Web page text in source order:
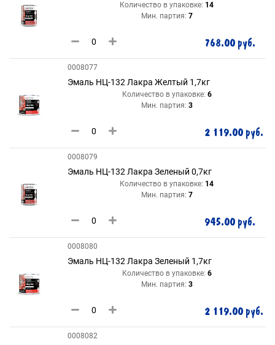
Количество в упаковке: 14
Мин. партия: 7
768.00 руб.
0008077
Эмаль НЦ-132 Лакра Желтый 1,7кг
Количество в упаковке: 6
Мин. партия: 3
2 119.00 руб.
0008079
Эмаль НЦ-132 Лакра Зеленый 0,7кг
Количество в упаковке: 14
Мин. партия: 7
945.00 руб.
0008080
Эмаль НЦ-132 Лакра Зеленый 1,7кг
Количество в упаковке: 6
Мин. партия: 3
2 119.00 руб.
0008082